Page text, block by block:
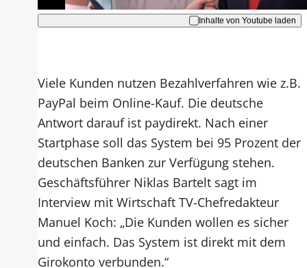
Inhalte von Youtube laden
Viele Kunden nutzen Bezahlverfahren wie z.B.
PayPal beim Online-Kauf. Die deutsche
Antwort darauf ist paydirekt. Nach einer
Startphase soll das System bei 95 Prozent der
deutschen Banken zur Verfügung stehen.
Geschäftsführer Niklas Bartelt sagt im
Interview mit Wirtschaft TV-Chefredakteur
Manuel Koch: „Die Kunden wollen es sicher
und einfach. Das System ist direkt mit dem
Girokonto verbunden.“